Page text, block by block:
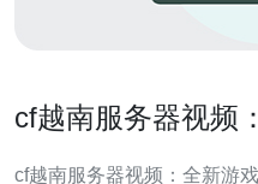
cf越南服务器视频
cf越南服务器视频：全新游戏体验！ CF（